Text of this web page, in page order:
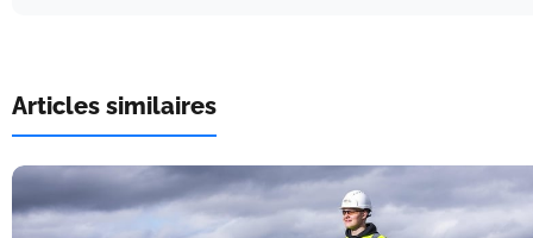
Articles similaires